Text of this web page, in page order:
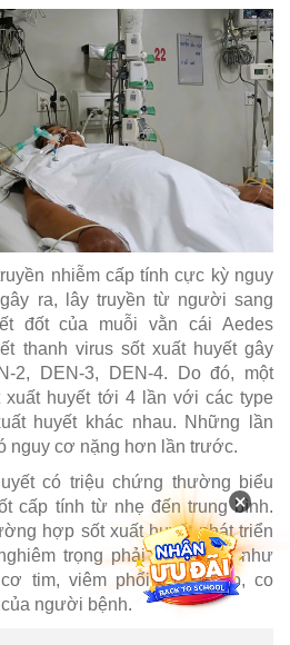
nhiễm cấp tính cực kỳ nguy
ra, lây truyền từ người sang
đốt của muỗi vằn cái Aedes
thanh virus sốt xuất huyết gây
2, DEN-3, DEN-4. Do đó, một
huyết tới 4 lần với các type
huyết khác nhau. Những lần
nguy cơ nặng hơn lần trước.
có triệu chứng thường biểu
cấp tính từ nhẹ đến trung bình.
hợp sốt xuất huyết phát triển
trọng phải nhập viện như
tim, viêm phổi, viêm não, co
người bệnh.
×